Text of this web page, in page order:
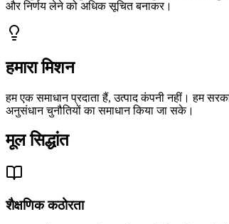
और निर्णय लेने को अधिक सूचित बनाकर।
हमारा मिशन
हम एक समाधान प्रदाता हैं, उत्पाद कंपनी नहीं। हम
अनुसंधान चुनौतियों का समाधान किया जा सके।
मूल सिद्धांत
शैक्षणिक कठोरता